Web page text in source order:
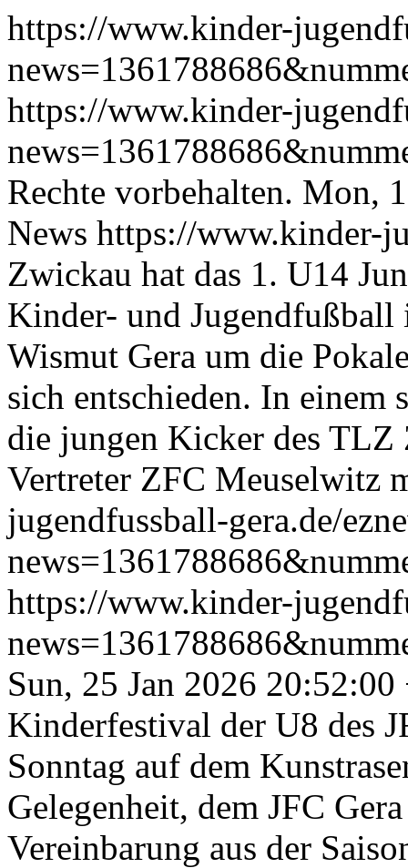
https://www.kinder-
https://www.kinder-
Rechte vorbehalten. Mon,
News https://www.kinder-
Zwickau hat das 1. U14
Kinder- und
Wismut Gera um die
sich entschieden. In einem
die jungen Kicker des TLZ
Vertreter ZFC Meuselwitz
jugendfussball-gera.de/
https://www.kinder-
Sun, 25 Jan 2026 20:52:00
Kinderfestival der U8 des
Sonntag auf dem
Gelegenheit, dem JFC
Vereinbarung aus der